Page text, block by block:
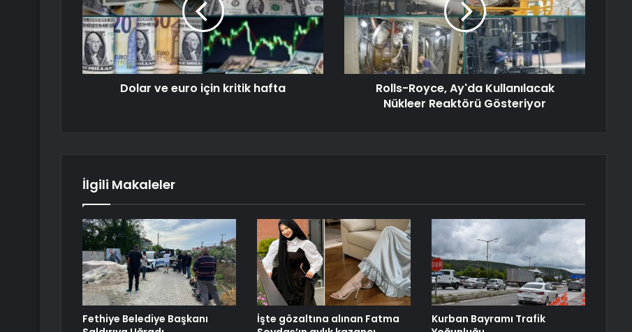
Dolar ve euro için kritik hafta
Rolls-Royce, Ay'da Kullanılacak
Nükleer Reaktörü Gösteriyor
İlgili Makaleler
Fethiye Belediye Başkanı
İşte gözaltına alınan Fatma
Kurban Bayramı Trafik